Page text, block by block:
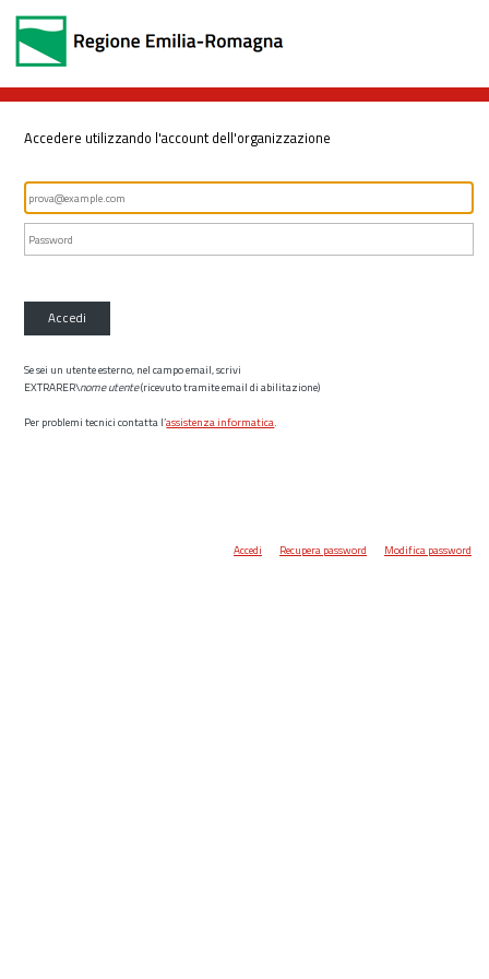
Accedere utilizzando l'account dell'organizzazione
Accedi
Se sei un utente esterno, nel campo email, scrivi
EXTRARER\nome utente(ricevuto tramite email di abilitazione)
Per problemi tecnici contatta l’assistenza informatica.
Accedi Recupera password Modifica password